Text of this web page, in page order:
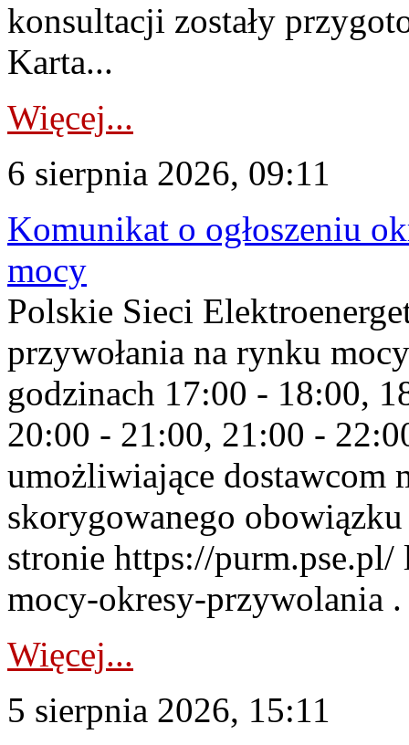
konsultacji zostały
Karta...
Więcej...
6 sierpnia 2026, 09:11
Komunikat o ogłoszeniu
mocy
Polskie Sieci
przywołania na rynku
godzinach 17:00 - 18:00,
20:00 - 21:00, 21:00 -
umożliwiające dostawcom
skorygowanego
stronie https://
mocy-okresy-przywolania
Więcej...
5 sierpnia 2026, 15:11